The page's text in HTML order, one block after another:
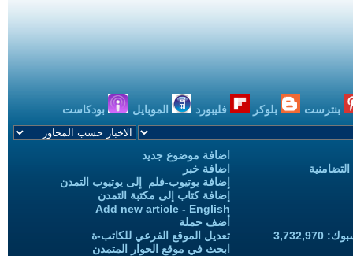
بنترست بلوكر فليبورد الموبايل بودكاست
اضافة موضوع جديد
اضافة خبر
إضافة يوتيوب-فلم إلى يوتيوب التمدن
إضافة كتاب إلى مكتبة التمدن
Add new article - English
أضف حملة
تعديل الموقع الفرعي للكاتب-ة
ابحث في موقع الحوار المتمدن